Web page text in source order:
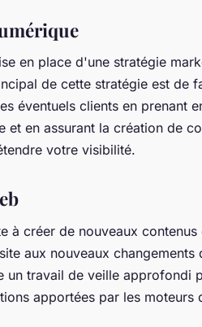
en place d'une stratégie
de cette stratégie est de
éventuels clients en prenant
en assurant la création de
votre visibilité.
à créer de nouveaux
aux nouveaux changements
un travail de veille approfondi
apportées par les moteurs